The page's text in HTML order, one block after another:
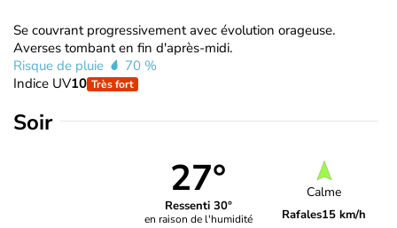
Se couvrant progressivement avec évolution orageuse.
Averses tombant en fin d'après-midi.
Risque de pluie
70 %
Indice UV10 Très fort
Soir
27°
Ressenti 30°
en raison de l'humidité
Calme
Rafales15 km/h